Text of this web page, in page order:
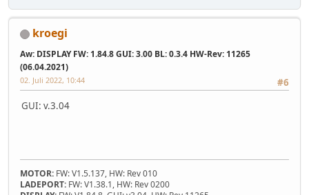
kroegi
Aw: DISPLAY FW: 1.84.8 GUI: 3.00 BL: 0.3.4 HW-Rev: 11265
(06.04.2021)
#6
02. Juli 2022, 10:44
GUI: v.3.04
MOTOR: FW: V1.5.137, HW: Rev 010
LADEPORT: FW: V1.38.1, HW: Rev 0200